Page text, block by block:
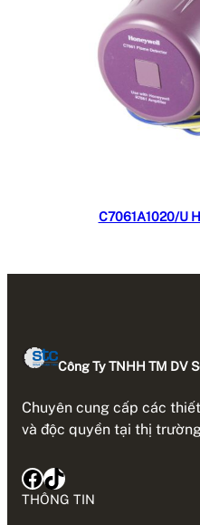
Đọc
C7061A1020/U
Công Ty TNHH TM DV
Chuyên cung cấp các
và độc quyền tại thị
Facebook TikTok
THÔNG TIN